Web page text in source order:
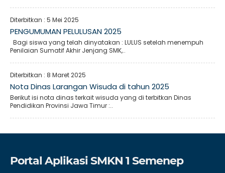
Diterbitkan : 5 Mei 2025
PENGUMUMAN PELULUSAN 2025
Bagi siswa yang telah dinyatakan : LULUS setelah menempuh
Penilaian Sumatif Akhir Jenjang SMK,..
Diterbitkan : 8 Maret 2025
Nota Dinas Larangan Wisuda di tahun 2025
Berikut isi nota dinas terkait wisuda yang di terbitkan Dinas
Pendidikan Provinsi Jawa Timur :..
Portal Aplikasi SMKN 1 Semenep